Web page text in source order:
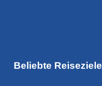
Beliebte Reiseziele